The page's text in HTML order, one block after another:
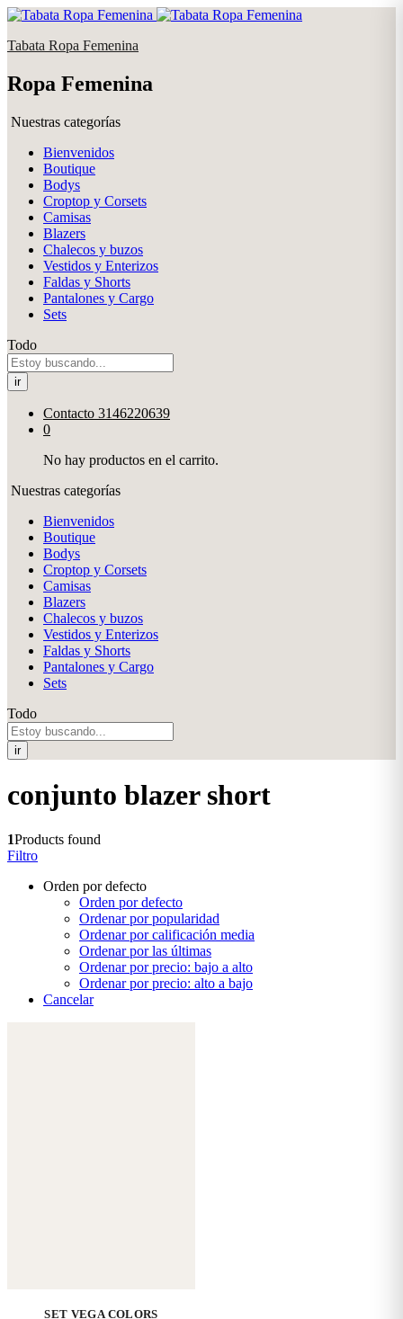
Tabata Ropa Femenina
Ropa Femenina
Nuestras categorías
Bienvenidos
Boutique
Bodys
Croptop y Corsets
Camisas
Blazers
Chalecos y buzos
Vestidos y Enterizos
Faldas y Shorts
Pantalones y Cargo
Sets
Todo
ir
Contacto 3146220639
0
No hay productos en el carrito.
Nuestras categorías
Bienvenidos
Boutique
Bodys
Croptop y Corsets
Camisas
Blazers
Chalecos y buzos
Vestidos y Enterizos
Faldas y Shorts
Pantalones y Cargo
Sets
Todo
ir
conjunto blazer short
1Products found
Filtro
Orden por defecto
Orden por defecto
Ordenar por popularidad
Ordenar por calificación media
Ordenar por las últimas
Ordenar por precio: bajo a alto
Ordenar por precio: alto a bajo
Cancelar
SET VEGA COLORS